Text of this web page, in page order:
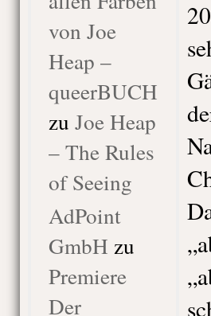
von Joe
Heap –
queerBUCH
zu Joe Heap
– The Rules
of Seeing
AdPoint
GmbH zu
Premiere
Der